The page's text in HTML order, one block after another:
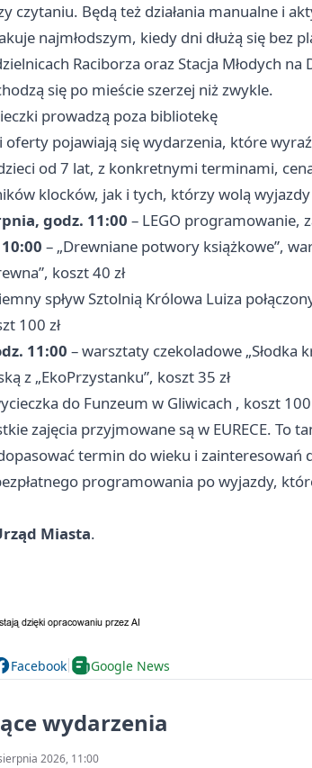
czytaniu. Będą też działania manualne i
najmłodszym, kiedy dni dłużą się bez
Raciborza oraz Stacja Młodych
się po mieście szerzej niż zwykle.
prowadzą poza bibliotekę
oferty pojawiają się wydarzenia, które
od 7 lat, z konkretnymi terminami,
klocków, jak i tych, którzy wolą wyjazdy
godz. 11:00 – LEGO programowanie,
– „Drewniane potwory książkowe”,
koszt 40 zł
spływ Sztolnią Królowa Luiza
100 zł
11:00 – warsztaty czekoladowe „Słodka
z „EkoPrzystanku”, koszt 35 zł
do Funzeum w Gliwicach , koszt 100
zajęcia przyjmowane są w EURECE. To
termin do wieku i
programowania po wyjazdy,
Miasta.
Facebook Google News
wydarzenia
2026, 11:00